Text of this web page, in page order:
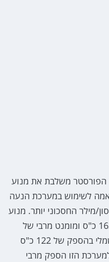
הפורסטר משלבת את מנוע
התאמה לשימוש במערכת הנעה
מילר החסכוני יותר. מנוע
הבנזין מייצר הספק מרבי של 163 כ"ס ומומנט מרבי של
21.3 קג"מ, לו מסייע מנוע חשמלי בהספק של 122 כ"ס
של 28.1 קג"מ. למערכת הזו הספק מרבי